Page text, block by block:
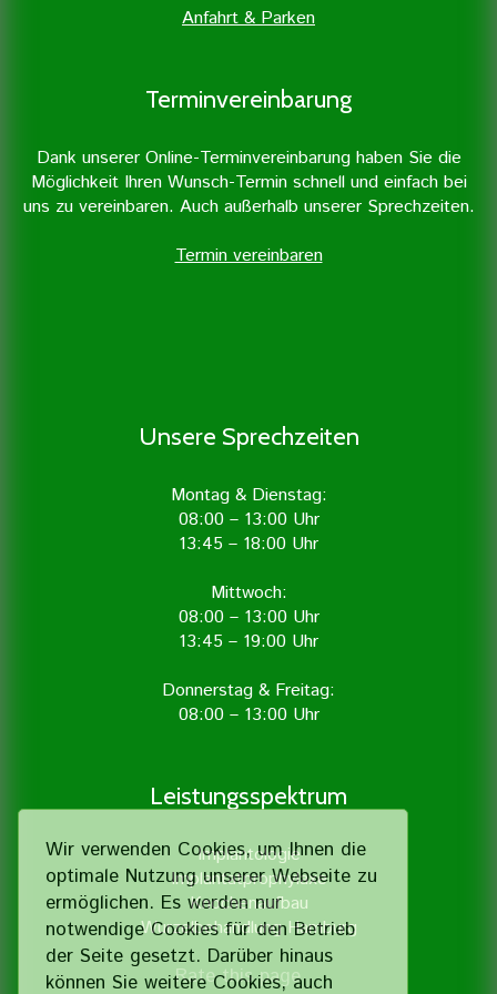
Wir verwenden Cookies, um Ihnen die
optimale Nutzung unserer Webseite zu
ermöglichen. Es werden nur
notwendige Cookies für den Betrieb
der Seite gesetzt. Darüber hinaus
können Sie weitere Cookies, auch
Anfahrt & Parken
Terminvereinbarung
Dank unserer Online-Terminvereinbarung haben Sie die
Möglichkeit Ihren Wunsch-Termin schnell und einfach bei
uns zu vereinbaren. Auch außerhalb unserer Sprechzeiten.
Termin vereinbaren
Unsere Sprechzeiten
Montag & Dienstag:
08:00 – 13:00 Uhr
13:45 – 18:00 Uhr
Mittwoch:
08:00 – 13:00 Uhr
13:45 – 19:00 Uhr
Donnerstag & Freitag:
08:00 – 13:00 Uhr
Leistungsspektrum
Implantologie
Implantatprophylaxe
Knochenaufbau
Wurzelbehandlung Hamburg
Rate this page